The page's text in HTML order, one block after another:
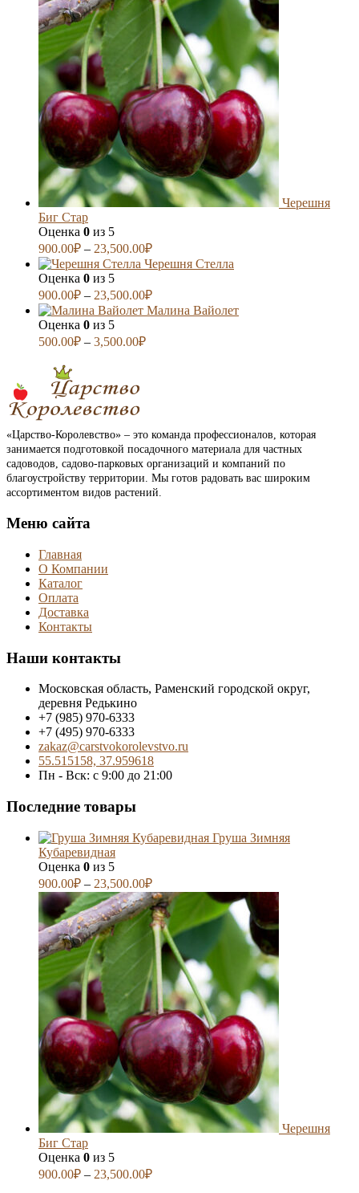
Черешня
Биг Стар
Оценка 0 из 5
900.00₽ – 23,500.00₽
Черешня Стелла
Оценка 0 из 5
900.00₽ – 23,500.00₽
Малина Вайолет
Оценка 0 из 5
500.00₽ – 3,500.00₽
«Царство-Королевство» – это команда профессионалов, которая
занимается подготовкой посадочного материала для частных
садоводов, садово-парковых организаций и компаний по
благоустройству территории. Мы готов радовать вас широким
ассортиментом видов растений.
Меню сайта
Главная
О Компании
Каталог
Оплата
Доставка
Контакты
Наши контакты
Московская область, Раменский городской округ,
деревня Редькино
+7 (985) 970-6333
+7 (495) 970-6333
zakaz@carstvokorolevstvo.ru
55.515158, 37.959618
Пн - Вск: с 9:00 до 21:00
Последние товары
Груша Зимняя
Кубаревидная
Оценка 0 из 5
900.00₽ – 23,500.00₽
Черешня
Биг Стар
Оценка 0 из 5
900.00₽ – 23,500.00₽